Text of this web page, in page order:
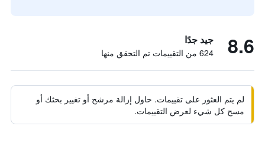
8.6 جيد جدًا
624 من التقييمات تم التحقق منها
لم يتم العثور على تقييمات. حاول إزالة مرشح أو تغيير بحثك أو
مسح كل شيء لعرض التقييمات.